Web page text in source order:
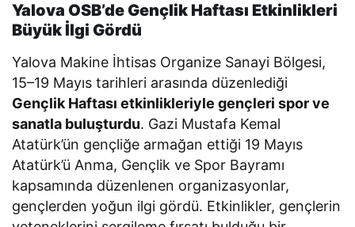
Yalova OSB’de Gençlik Haftası Etkinlikleri
Büyük İlgi Gördü
Yalova Makine İhtisas Organize Sanayi Bölgesi,
15–19 Mayıs tarihleri arasında düzenlediği
Gençlik Haftası etkinlikleriyle gençleri spor ve
sanatla buluşturdu. Gazi Mustafa Kemal
Atatürk’ün gençliğe armağan ettiği 19 Mayıs
Atatürk’ü Anma, Gençlik ve Spor Bayramı
kapsamında düzenlenen organizasyonlar,
gençlerden yoğun ilgi gördü. Etkinlikler, gençlerin